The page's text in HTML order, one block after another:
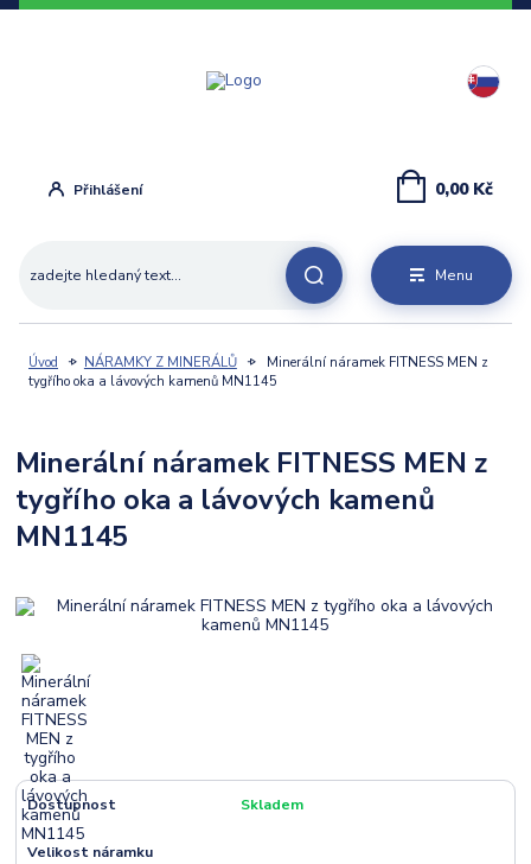
Menu
Přihlášení 0,00 Kč
Úvod NÁRAMKY Z MINERÁLŮ
Minerální náramek FITNESS MEN z
tygřího oka a lávových kamenů MN1145
Minerální náramek FITNESS MEN z
tygřího oka a lávových kamenů
MN1145
Dostupnost Skladem
Velikost náramku